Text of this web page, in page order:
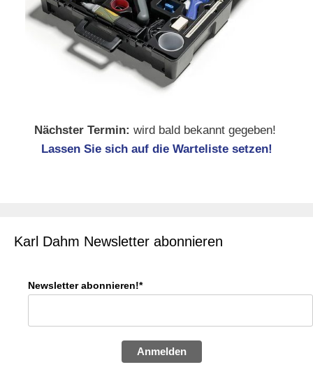
Nächster Termin: wird bald bekannt gegeben!
Lassen Sie sich auf die Warteliste setzen!
Karl Dahm Newsletter abonnieren
Newsletter abonnieren!*
Anmelden